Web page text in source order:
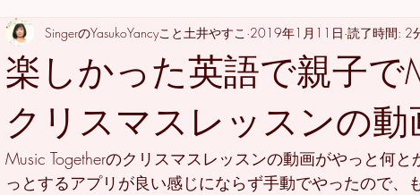
コンサート コミュニティ YasukoYancy
楽しかった英語で親子で
クリスマスレッスンの動
SingerのYasukoYancyこと土井やすこ 2019年1月11日 読了時間: 2
Music Togetherのクリスマスレッスンの動画がやっと何
っとするアプリが良い感じにならず手動でやったので、